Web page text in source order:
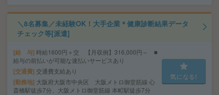
＼8名募集／未経験OK！大手企業＊健康診断結果データ
チェック等[派遣]
給 与 時給1600円＋交 【月収例】316,000円～ ■
給与の前払いが可能な速払いサービスあり
交通費 交通費支給あり
勤務地 大阪府大阪市中央区 大阪メトロ御堂筋線 心
斎橋駅徒歩7分、大阪メトロ御堂筋線 本町駅徒歩7分
気になる!